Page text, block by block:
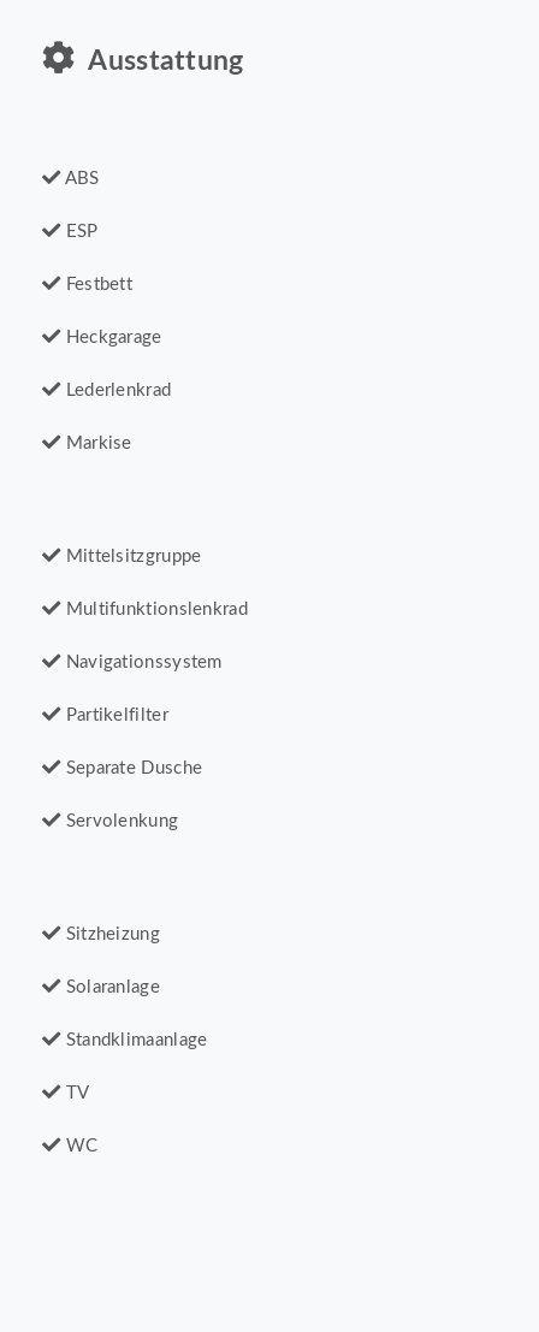
Ausstattung
ABS
ESP
Festbett
Heckgarage
Lederlenkrad
Markise
Mittelsitzgruppe
Multifunktionslenkrad
Navigationssystem
Partikelfilter
Separate Dusche
Servolenkung
Sitzheizung
Solaranlage
Standklimaanlage
TV
WC